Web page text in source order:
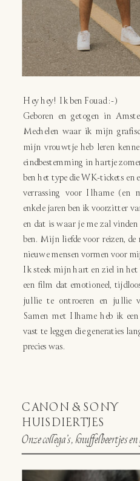
CANON & SONY
HUISDIERTJES
Onze collega’s, knuffelbeertjes en
Hey hey! Ik ben Fouad :-)
Geboren en getogen in
Mechelen waar ik mijn
mijn vrouwtje heb leren
eindbestemming in hartje
ben het type die WK-tickets en
verrassing voor Ilhame (en
enkele jaren ben ik voorzitter
en dat is waar je me zal
ben. Mijn liefde voor reizen,
nieuwe mensen vormen voor
Ik steek mijn hart en ziel in het
een film dat emotioneel,
jullie te ontroeren en jullie
Samen met Ilhame heb ik
vast te leggen die generaties
precies was.